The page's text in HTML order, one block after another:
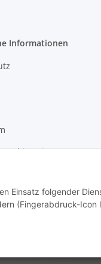
Einsatz folgender
(Fingerabdruck-
Informationen